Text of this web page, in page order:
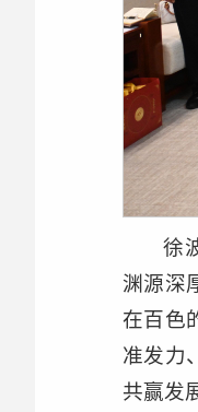
徐
渊源深
在百色
准发力
共赢发